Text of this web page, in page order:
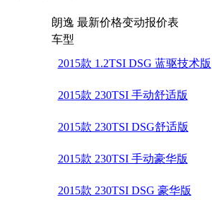
朗逸 最新价格变动报价表
车型
2015款 1.2TSI DSG 蓝驱技术版
2015款 230TSI 手动舒适版
2015款 230TSI DSG舒适版
2015款 230TSI 手动豪华版
2015款 230TSI DSG 豪华版